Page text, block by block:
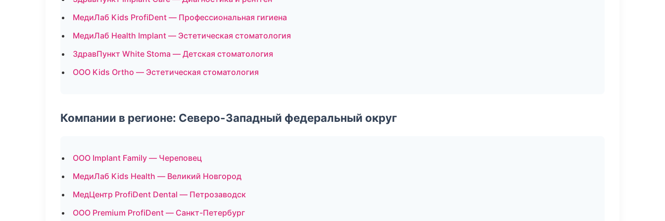
МедиЛаб Kids ProfiDent — Профессиональная гигиена
МедиЛаб Health Implant — Эстетическая стоматология
ЗдравПункт White Stoma — Детская стоматология
ООО Kids Ortho — Эстетическая стоматология
Компании в регионе: Северо-Западный федеральный округ
ООО Implant Family — Череповец
МедиЛаб Kids Health — Великий Новгород
МедЦентр ProfiDent Dental — Петрозаводск
ООО Premium ProfiDent — Санкт-Петербург